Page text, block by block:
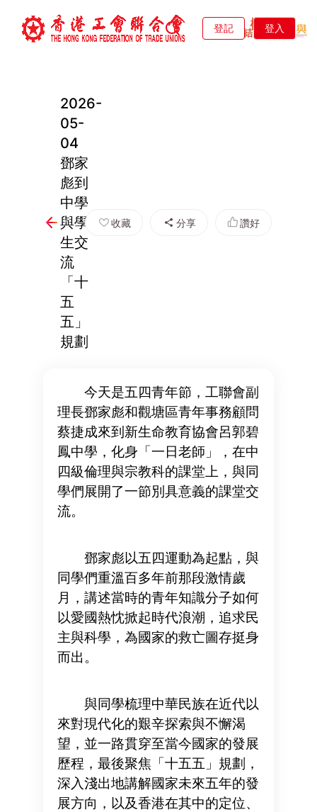
登記 登入
2026-
05-
04
鄧家
彪到
中學
與學
生交
流
「十
五
五」
規劃
收藏 分享 讚好
今天是五四青年節，工聯會副
理長鄧家彪和觀塘區青年事務顧問
蔡捷成來到新生命教育協會呂郭碧
鳳中學，化身「一日老師」，在中
四級倫理與宗教科的課堂上，與同
學們展開了一節別具意義的課堂交
流。
鄧家彪以五四運動為起點，與
同學們重溫百多年前那段激情歲
月，講述當時的青年知識分子如何
以愛國熱忱掀起時代浪潮，追求民
主與科學，為國家的救亡圖存挺身
而出。
與同學梳理中華民族在近代以
來對現代化的艱辛探索與不懈渴
望，並一路貫穿至當今國家的發展
歷程，最後聚焦「十五五」規劃，
深入淺出地講解國家未來五年的發
展方向，以及香港在其中的定位、